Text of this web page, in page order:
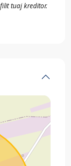
tuaj kreditor.